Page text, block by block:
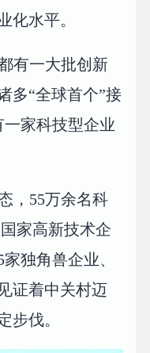
化水平。
有一大批创新
多“全球首个”接
家科技型企业
，55万余名科
家高新技术企
独角兽企业、
证着中关村迈
步伐。